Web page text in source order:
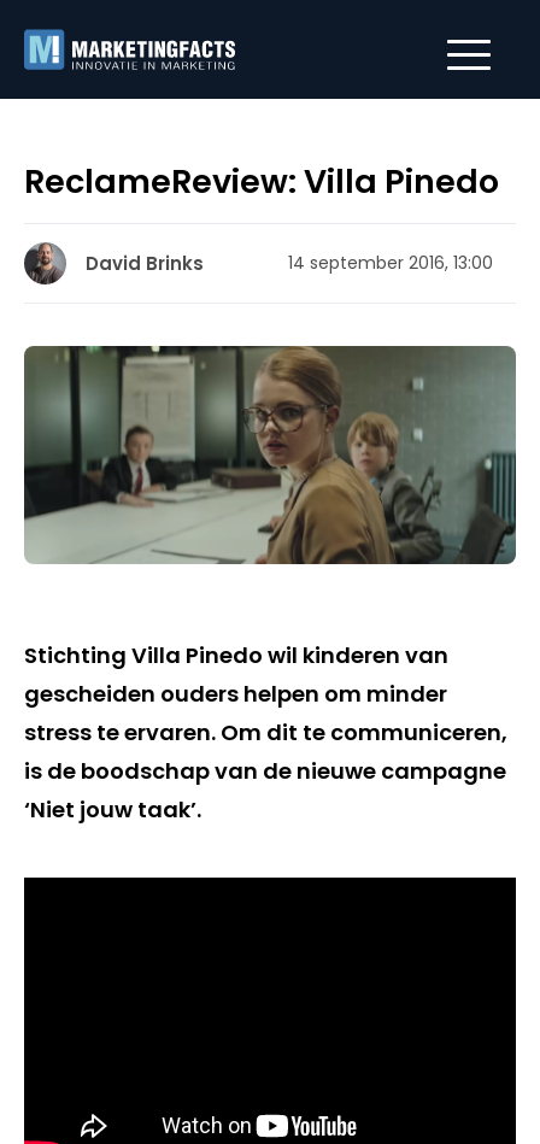
ReclameReview: Villa Pinedo
David Brinks 14 september 2016, 13:00
Stichting Villa Pinedo wil kinderen van
gescheiden ouders helpen om minder
stress te ervaren. Om dit te communiceren,
is de boodschap van de nieuwe campagne
‘Niet jouw taak’.